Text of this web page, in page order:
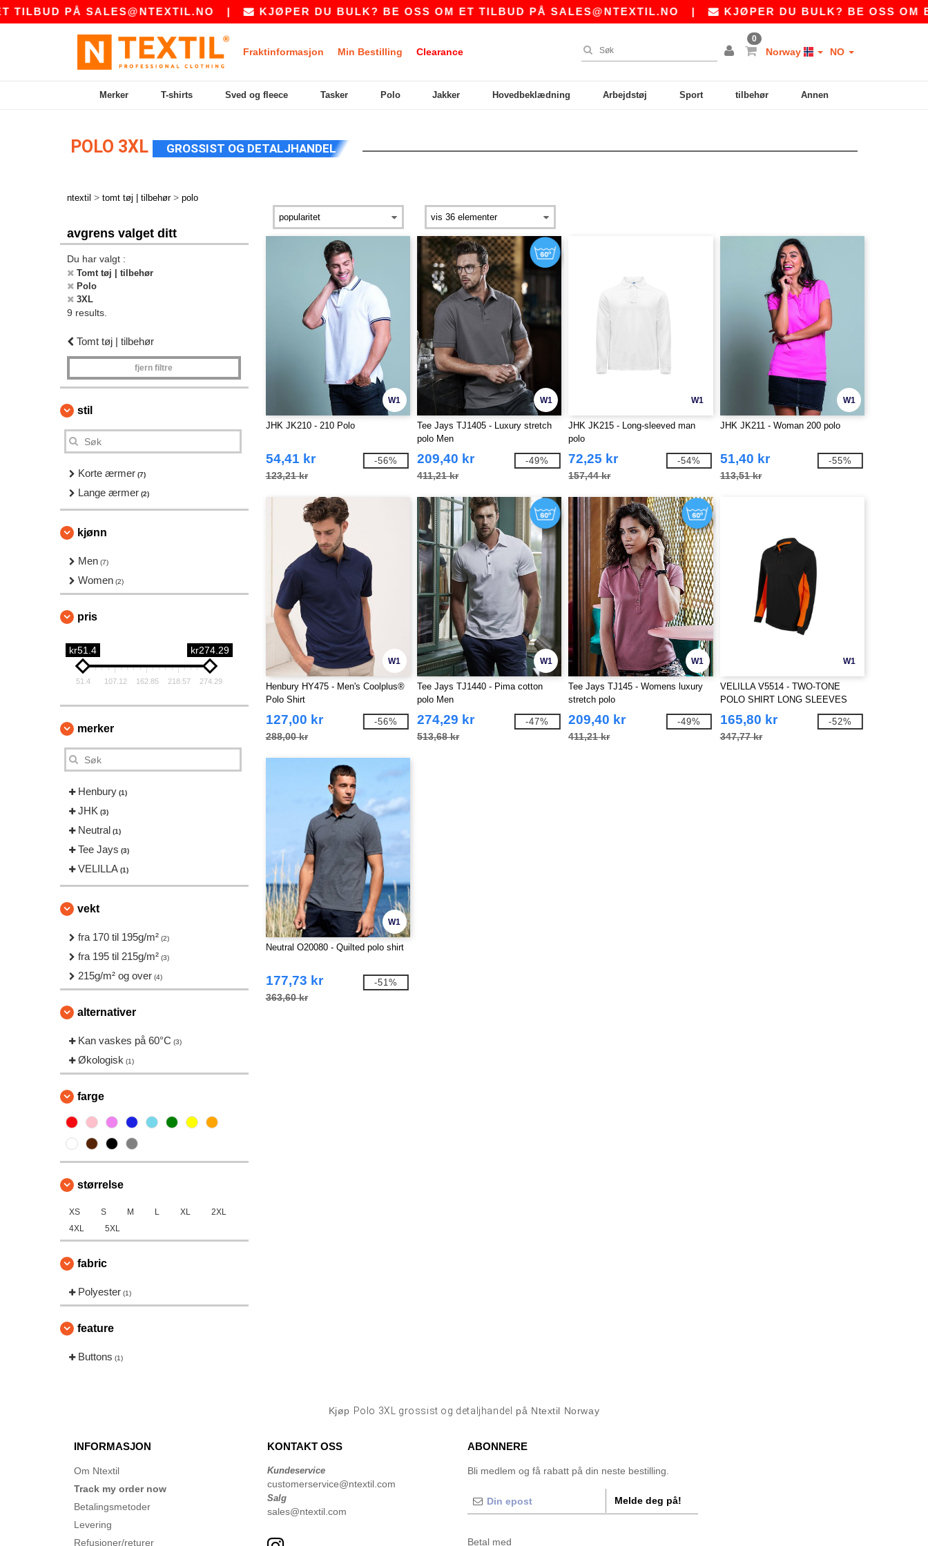
PÅSALES@NTEXTIL.NO| KJØPER DU BULK? BE OSS OM ET TILBUD PÅSALES@NTEXTIL.NO| KJØPER DU BULK? BE OSS OM ET
Fraktinformasjon Min Bestilling Clearance
0
Norway NO
Merker T-shirts Sved og fleece Tasker Polo Jakker Hovedbeklædning Arbejdstøj Sport tilbehør Annen
POLO 3XL GROSSIST OG DETALJHANDEL
ntextil > tomt tøj | tilbehør > polo
avgrens valget ditt
Du har valgt :
Tomt tøj | tilbehør
Polo
3XL
9 results.
Tomt tøj | tilbehør
fjern filtre
stil
Korte ærmer (7)
Lange ærmer (2)
kjønn
Men (7)
Women (2)
pris
kr51.4 kr274.29
51.4 107.12 162.85 218.57 274.29
merker
Henbury (1)
JHK (3)
Neutral (1)
Tee Jays (3)
VELILLA (1)
vekt
fra 170 til 195g/m² (2)
fra 195 til 215g/m² (3)
215g/m² og over (4)
alternativer
Kan vaskes på 60°C (3)
Økologisk (1)
farge
størrelse
XS S M L XL
2XL
4XL
5XL
fabric
Polyester (1)
feature
Buttons (1)
W1
JHK JK210 - 210 Polo
54,41 kr
123,21 kr
-56%
W1
Tee Jays TJ1405 - Luxury stretch
polo Men
209,40 kr
411,21 kr
-49%
W1
JHK JK215 - Long-sleeved man
polo
72,25 kr
157,44 kr
-54%
W1
JHK JK211 - Woman 200 polo
51,40 kr
113,51 kr
-55%
W1
Henbury HY475 - Men's Coolplus®
Polo Shirt
127,00 kr
288,00 kr
-56%
W1
Tee Jays TJ1440 - Pima cotton
polo Men
274,29 kr
513,68 kr
-47%
W1
Tee Jays TJ145 - Womens luxury
stretch polo
209,40 kr
411,21 kr
-49%
W1
VELILLA V5514 - TWO-TONE
POLO SHIRT LONG SLEEVES
165,80 kr
347,77 kr
-52%
W1
Neutral O20080 - Quilted polo shirt
177,73 kr
363,60 kr
-51%
Kjøp Polo 3XL grossist og detaljhandel på Ntextil Norway
INFORMASJON
Om Ntextil
Track my order now
Betalingsmetoder
Levering
Refusjoner/returer
KONTAKT OSS
Kundeservice
customerservice@ntextil.com
Salg
sales@ntextil.com
ABONNERE
Bli medlem og få rabatt på din neste bestilling.
Melde deg på!
Betal med